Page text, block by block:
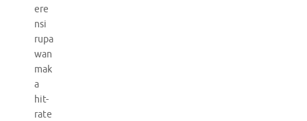
ere
nsi
rupa
wan
mak
a
hit-
rate